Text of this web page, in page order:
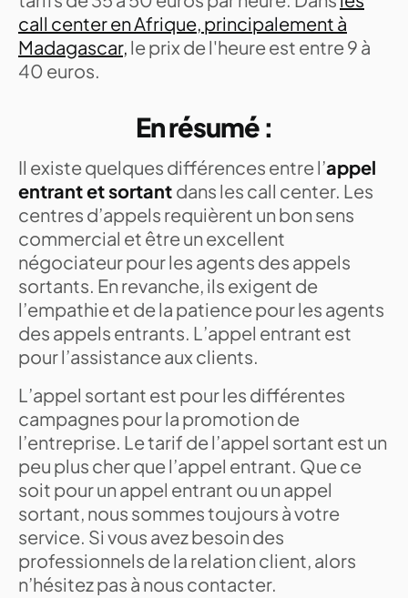
call center en Afrique, principalement à
Madagascar, le prix de l'heure est entre 9 à
40 euros.
En résumé :
Il existe quelques différences entre l’appel
entrant et sortant dans les call center. Les
centres d’appels requièrent un bon sens
commercial et être un excellent
négociateur pour les agents des appels
sortants. En revanche, ils exigent de
l’empathie et de la patience pour les agents
des appels entrants. L’appel entrant est
pour l’assistance aux clients.
L’appel sortant est pour les différentes
campagnes pour la promotion de
l’entreprise. Le tarif de l’appel sortant est un
peu plus cher que l’appel entrant. Que ce
soit pour un appel entrant ou un appel
sortant, nous sommes toujours à votre
service. Si vous avez besoin des
professionnels de la relation client, alors
n’hésitez pas à nous contacter.